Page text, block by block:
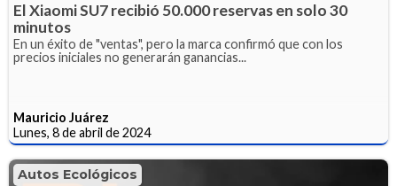
El Xiaomi SU7 recibió 50.000 reservas en solo 30
minutos
En un éxito de "ventas", pero la marca confirmó que con los
precios iniciales no generarán ganancias...
Mauricio Juárez
Lunes, 8 de abril de 2024
Autos Ecológicos